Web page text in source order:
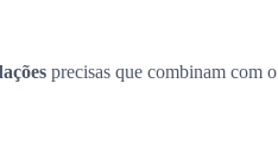
precisas que combinam com o